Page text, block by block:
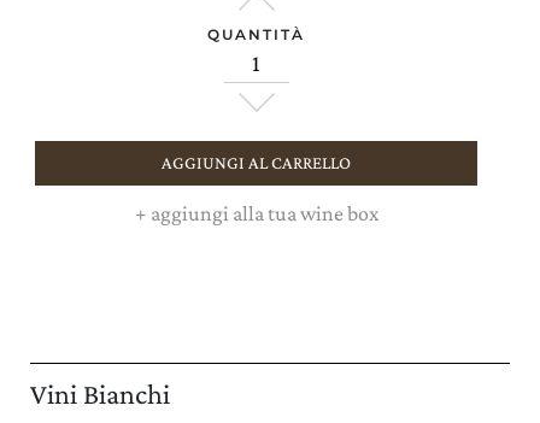
QUANTITÀ
AGGIUNGI AL CARRELLO
+ aggiungi alla tua wine box
Vini Bianchi